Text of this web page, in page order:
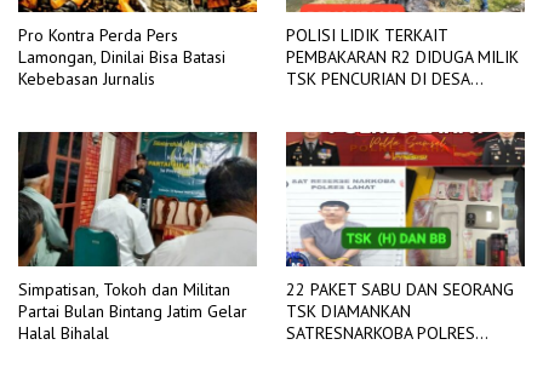
Pro Kontra Perda Pers
Lamongan, Dinilai Bisa Batasi
Kebebasan Jurnalis
POLISI LIDIK TERKAIT
PEMBAKARAN R2 DIDUGA MILIK
TSK PENCURIAN DI DESA
Simpatisan, Tokoh dan Militan
Partai Bulan Bintang Jatim Gelar
Halal Bihalal
22 PAKET SABU DAN SEORANG
TSK DIAMANKAN
SATRESNARKOBA POLRES